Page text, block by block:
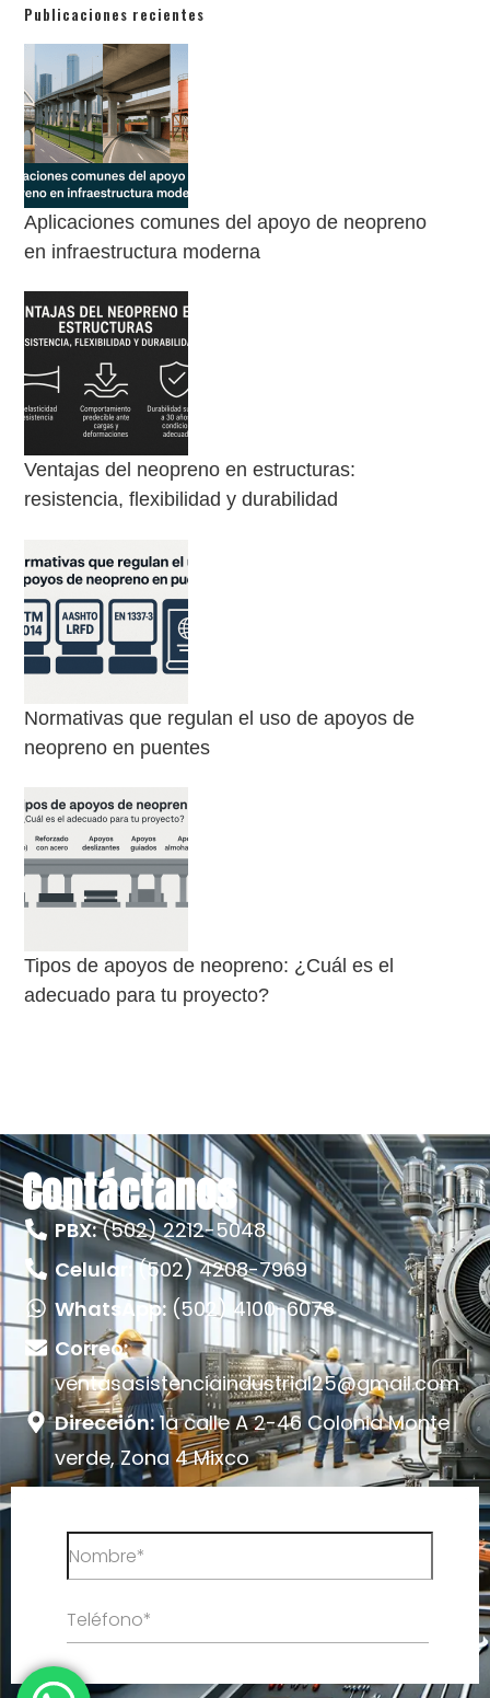
Publicaciones recientes
Aplicaciones comunes del apoyo de neopreno
en infraestructura moderna
Ventajas del neopreno en estructuras:
resistencia, flexibilidad y durabilidad
Normativas que regulan el uso de apoyos de
neopreno en puentes
Tipos de apoyos de neopreno: ¿Cuál es el
adecuado para tu proyecto?
Contáctanos
PBX:(502) 2212-5048
Celular:(502) 4208-7969
WhatsApp: (502) 4100-6078
Correo:
ventasasistenciaindustrial25@gmail.com
Dirección:1a calle A 2-46 Colonia Monte
verde, Zona 4 Mixco